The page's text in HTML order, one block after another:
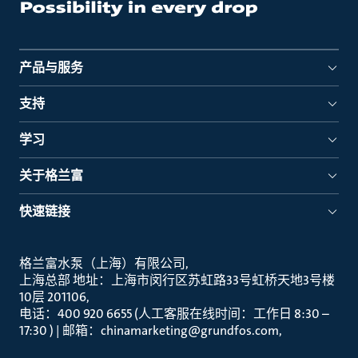
产品与服务
支持
学习
关于格兰富
快速链接
格兰富水泵（上海）有限公司
上海总部 地址：上海市闵行区苏虹路33号虹桥天地3号楼
10层 201106
电话：400 920 6655 (人工客服在线时间：工作日 8:30 –
17:30 ) | 邮箱：chinamarketing@grundfos.com